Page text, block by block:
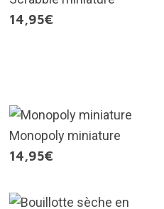
14,95€
Monopoly miniature
14,95€